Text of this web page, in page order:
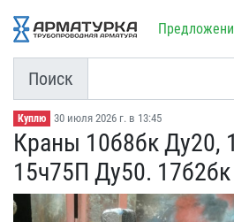
Поиск
Куплю 30 июля 2026 г. в 13:45
Краны 10б8бк Ду20,
15ч75П Ду50.